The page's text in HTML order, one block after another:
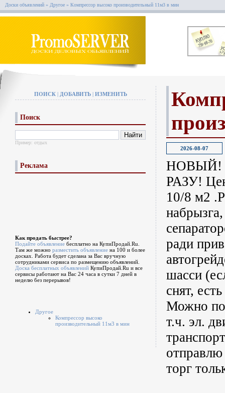
Доски объявлений » Другое » Компрессор высоко производительный 11м3 в мин
ПОИСК| ДОБАВИТЬ| ИЗМЕНИТЬ
Поиск
Пример: отдых
Реклама
Как продать быстрее?
Подайте объявление бесплатно на КупиПродай.Ru.
Там же можно разместить объявление на 100 и более
досках. Работа будет сделана за Вас вручную
сотрудниками сервиса по размещению объявлений.
Доска бесплатных объявлений КупиПродай.Ru и все
сервисы работают на Вас 24 часа в сутки 7 дней в
неделю без перерывов!
Другое
Компрессор высоко
производительный 11м3 в мин
2026-08-07
НОВЫЙ!
РАЗУ!
10/8 м2
ради
шасси
снят,
Можно
т.ч. эл.
отправлю
торг